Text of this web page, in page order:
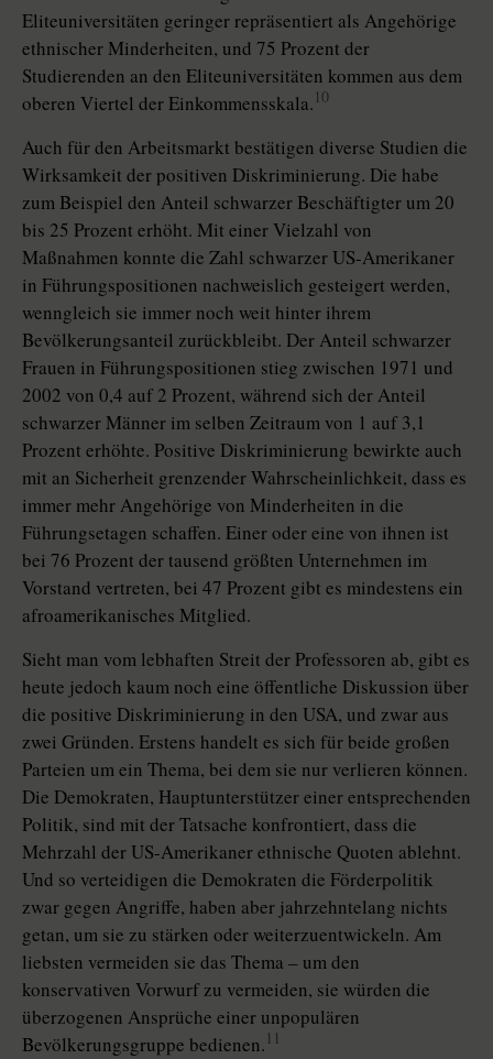
Eliteuniversitäten geringer repräsentiert als Angehörige
ethnischer Minderheiten, und 75 Prozent der
Studierenden an den Eliteuniversitäten kommen aus dem
oberen Viertel der Einkommensskala. 10
Auch für den Arbeitsmarkt bestätigen diverse Studien die
Wirksamkeit der positiven Diskriminierung. Die habe
zum Beispiel den Anteil schwarzer Beschäftigter um 20
bis 25 Prozent erhöht. Mit einer Vielzahl von
Maßnahmen konnte die Zahl schwarzer US-Amerikaner
in Führungspositionen nachweislich gesteigert werden,
wenngleich sie immer noch weit hinter ihrem
Bevölkerungsanteil zurückbleibt. Der Anteil schwarzer
Frauen in Führungspositionen stieg zwischen 1971 und
2002 von 0,4 auf 2 Prozent, während sich der Anteil
schwarzer Männer im selben Zeitraum von 1 auf 3,1
Prozent erhöhte. Positive Diskriminierung bewirkte auch
mit an Sicherheit grenzender Wahrscheinlichkeit, dass es
immer mehr Angehörige von Minderheiten in die
Führungsetagen schaffen. Einer oder eine von ihnen ist
bei 76 Prozent der tausend größten Unternehmen im
Vorstand vertreten, bei 47 Prozent gibt es mindestens ein
afroamerikanisches Mitglied.
Sieht man vom lebhaften Streit der Professoren ab, gibt es
heute jedoch kaum noch eine öffentliche Diskussion über
die positive Diskriminierung in den USA, und zwar aus
zwei Gründen. Erstens handelt es sich für beide großen
Parteien um ein Thema, bei dem sie nur verlieren können.
Die Demokraten, Hauptunterstützer einer entsprechenden
Politik, sind mit der Tatsache konfrontiert, dass die
Mehrzahl der US-Amerikaner ethnische Quoten ablehnt.
Und so verteidigen die Demokraten die Förderpolitik
zwar gegen Angriffe, haben aber jahrzehntelang nichts
getan, um sie zu stärken oder weiterzuentwickeln. Am
liebsten vermeiden sie das Thema – um den
konservativen Vorwurf zu vermeiden, sie würden die
überzogenen Ansprüche einer unpopulären
Bevölkerungsgruppe bedienen. 11